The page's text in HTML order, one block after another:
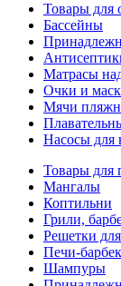
Товары для
Бассейны
Матраcы
Очки и
Мячи
Насосы для
Товары для
Мангалы
Коптильни
Грили,
Решетки
Печи-
Шампуры